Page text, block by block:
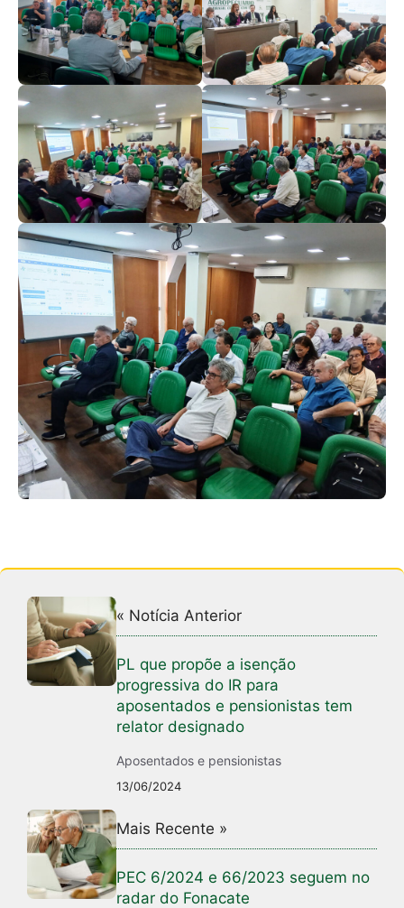
« Notícia Anterior
PL que propõe a isenção
progressiva do IR para
aposentados e pensionistas tem
relator designado
Aposentados e pensionistas
13/06/2024
Mais Recente »
PEC 6/2024 e 66/2023 seguem no
radar do Fonacate